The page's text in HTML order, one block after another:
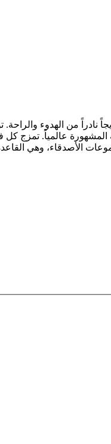
من الهدوء
المشهورة عالمياً.
الأصدقاء، وهي